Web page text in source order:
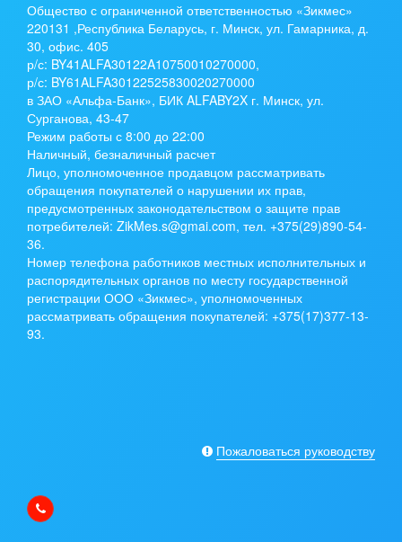
Общество с ограниченной ответственностью «Зикмес»
220131 ,Республика Беларусь, г. Минск, ул. Гамарника, д.
30, офис. 405
р/с: BY41ALFA30122A10750010270000,
р/с: BY61ALFA30122525830020270000
в ЗАО «Альфа-Банк», БИК ALFABY2X г. Минск, ул.
Сурганова, 43-47
Режим работы с 8:00 до 22:00
Наличный, безналичный расчет
Лицо, уполномоченное продавцом рассматривать
обращения покупателей о нарушении их прав,
предусмотренных законодательством о защите прав
потребителей: ZikMes.s@gmai.com, тел. +375(29)890-54-
36.
Номер телефона работников местных исполнительных и
распорядительных органов по месту государственной
регистрации ООО «Зикмес», уполномоченных
рассматривать обращения покупателей: +375(17)377-13-
93.
Пожаловаться руководству